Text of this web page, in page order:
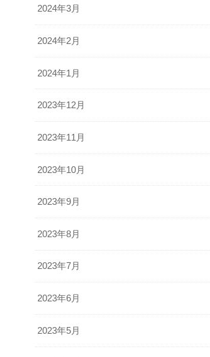
2024年3月
2024年2月
2024年1月
2023年12月
2023年11月
2023年10月
2023年9月
2023年8月
2023年7月
2023年6月
2023年5月